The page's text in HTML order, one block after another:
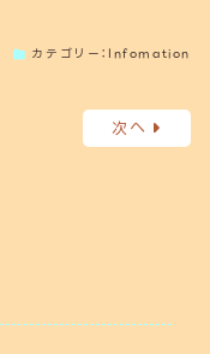
カテゴリー： Infomation
次へ